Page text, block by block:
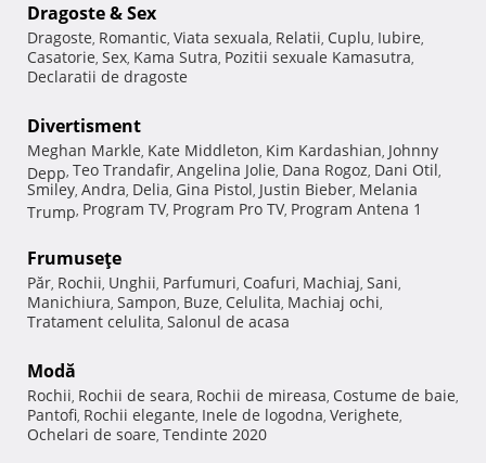
Dragoste & Sex
Dragoste, Romantic, Viata sexuala, Relatii, Cuplu, Iubire,
Casatorie, Sex, Kama Sutra, Pozitii sexuale Kamasutra,
Declaratii de dragoste
Divertisment
Meghan Markle, Kate Middleton, Kim Kardashian, Johnny
Depp, Teo Trandafir, Angelina Jolie, Dana Rogoz, Dani Otil,
Smiley, Andra, Delia, Gina Pistol, Justin Bieber, Melania
Trump, Program TV, Program Pro TV, Program Antena 1
Frumuseţe
Păr, Rochii, Unghii, Parfumuri, Coafuri, Machiaj, Sani,
Manichiura, Sampon, Buze, Celulita, Machiaj ochi,
Tratament celulita, Salonul de acasa
Modă
Rochii, Rochii de seara, Rochii de mireasa, Costume de baie,
Pantofi, Rochii elegante, Inele de logodna, Verighete,
Ochelari de soare, Tendinte 2020